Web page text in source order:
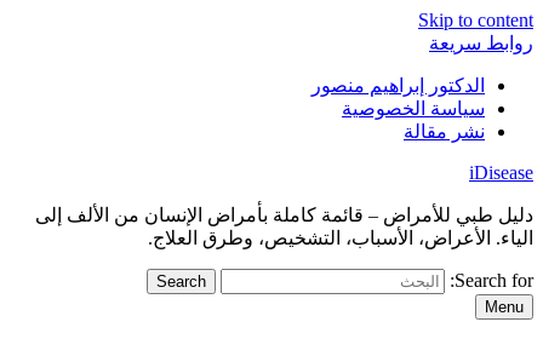
Skip to content
روابط سريعة
الدكتور إبراهيم منصور
سياسة الخصوصية
نشر مقالة
iDisease
دليل طبي للأمراض – قائمة كاملة بأمراض الإنسان من الألف إلى
الياء. الأعراض، الأسباب، التشخيص، وطرق العلاج.
Search for:
Menu